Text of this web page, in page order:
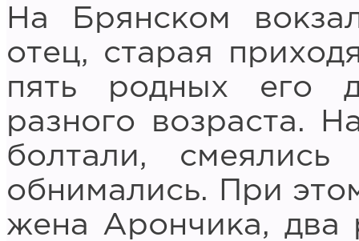
На Брянском
отец, старая
пять родных его
разного возраста.
болтали,
обнимались. При
жена Арончика, два